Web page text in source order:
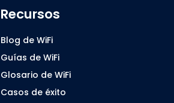
Recursos
Blog de WiFi
Guías de WiFi
Glosario de WiFi
Casos de éxito